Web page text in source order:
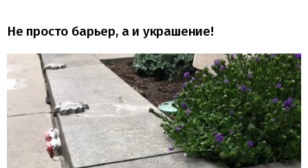
Не просто барьер, а и украшение!